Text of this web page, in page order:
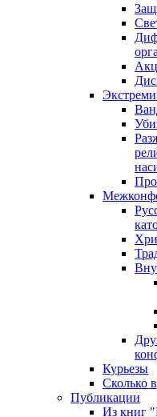
Курьезы
Сколько
Публикации
Из книг